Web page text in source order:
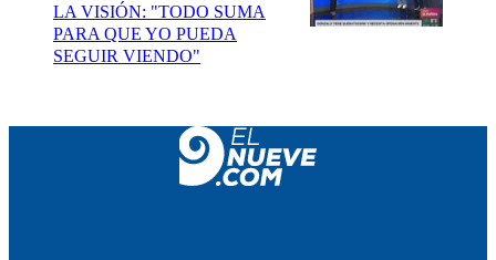
LA VISIÓN: "TODO SUMA
PARA QUE YO PUEDA
SEGUIR VIENDO"